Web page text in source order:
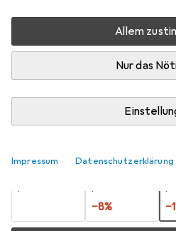
Allem
Nur das
Impressum Datenschutzerklärung
Zwischen Mo, 17.8. und Mi,
Mehr als 10 Stück an Lager
Benachrichtigen, wenn
1 Stück
2 Stück
−8%
3
−